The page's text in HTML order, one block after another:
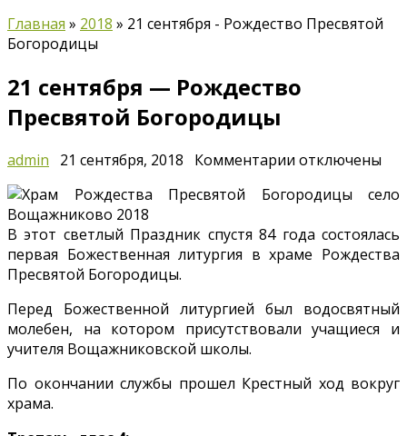
Главная » 2018 » 21 сентября - Рождество Пресвятой
Богородицы
21 сентября — Рождество
Пресвятой Богородицы
admin 21 сентября, 2018 Комментарии к
21
—
Рождество
отключены
В этот светлый Праздник спустя 84 года состоялась
первая Божественная литургия в храме Рождества
Пресвятой Богородицы.
Перед Божественной литургией был водосвятный
молебен, на котором присутствовали учащиеся и
учителя Вощажниковской школы.
По окончании службы прошел Крестный ход вокруг
храма.